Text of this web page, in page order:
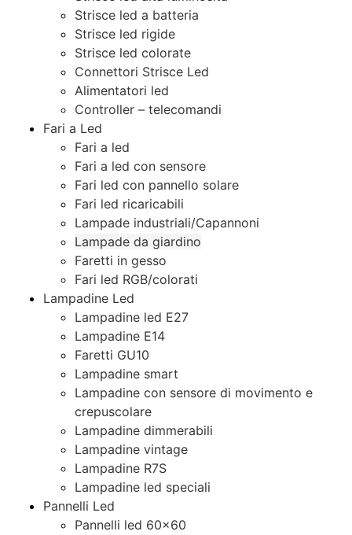
Strisce led a batteria
Strisce led rigide
Strisce led colorate
Connettori Strisce Led
Alimentatori led
Controller – telecomandi
Fari a Led
Fari a led
Fari a led con sensore
Fari led con pannello solare
Fari led ricaricabili
Lampade industriali/Capannoni
Lampade da giardino
Faretti in gesso
Fari led RGB/colorati
Lampadine Led
Lampadine led E27
Lampadine E14
Faretti GU10
Lampadine smart
Lampadine con sensore di movimento e
crepuscolare
Lampadine dimmerabili
Lampadine vintage
Lampadine R7S
Lampadine led speciali
Pannelli Led
Pannelli led 60×60